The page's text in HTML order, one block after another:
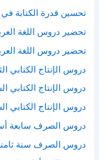
تحسين قدرة الكتابة
تحضير دروس اللغة
تحضير دروس اللغة
دروس الإنتاج الكتابي
دروس الإنتاج الكتابي
دروس الإنتاج الكتابي
دروس الصرف سابعة
دروس الصرف سنة